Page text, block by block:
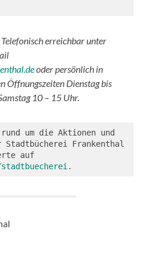
Telefonisch erreichbar unter
oder persönlich in
Öffnungszeiten Dienstag bis
10 – 15 Uhr.
um die Aktionen und
Stadtbücherei Frankenthal
erhalten Interessierte auf
.